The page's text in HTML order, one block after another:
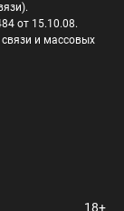
от 15.10.08.
и массовых
18+